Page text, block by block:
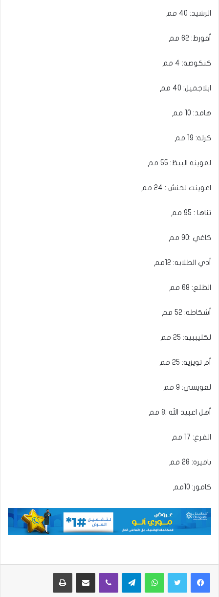
الرشيد: 40 مم
أقورط: 62 مم
كنكوصه: 4 مم
ابلاجميل: 40 مم
هامد: 10 مم
كرله: 19 مم
لعوينه البيظ: 55 مم
اعوينت لحنش : 24 مم
تناها : 95 مم
كاغي :90 مم
أدي الطلابه: 12مم
الظلع: 68 مم
أشكاطه: 52 مم
لكليببيه: 25 مم
أم تويزيه: 25 مم
لعويسي: 9 مم
أهل اعبيد الله :8 مم
الفرع: 17 مم
باميره: 28 مم
كامور: 10مم
واتساب تيلقرام ڤايبر مشاركة عبر البريد طباعة